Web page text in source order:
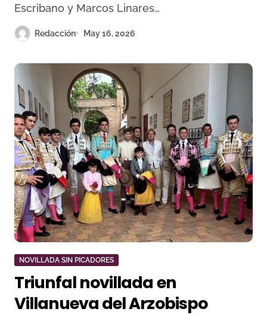
Albarrán
Escribano y Marcos Linares…
Redacción May 16, 2026
NOVILLADA SIN PICADORES
Triunfal novillada en
Villanueva del Arzobispo